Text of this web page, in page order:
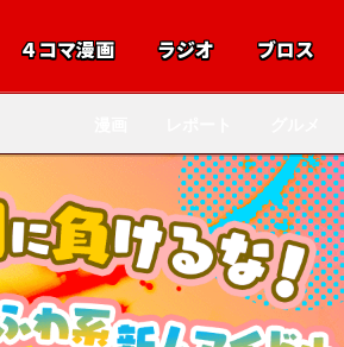
４コマ漫画 ラジオ ブロス